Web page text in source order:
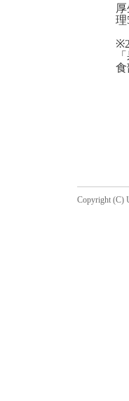
理
※2
食
Copyright (C)